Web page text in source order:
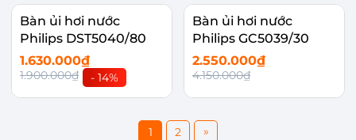
Bàn ủi hơi nước
Philips DST5040/80
1.630.000₫
1.900.000₫ - 14%
Bàn ủi hơi nước
Philips GC5039/30
2.550.000₫
4.150.000₫
1 2 »